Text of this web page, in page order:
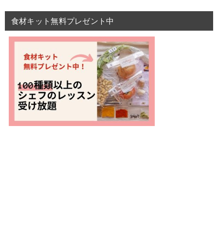
食材キット無料プレゼント中